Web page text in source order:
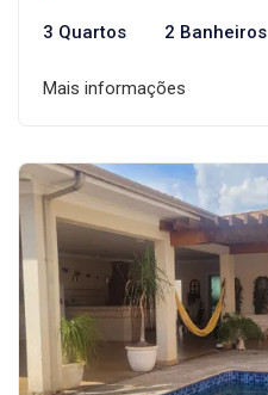
3 Quartos 2 Banheiros
Mais informações